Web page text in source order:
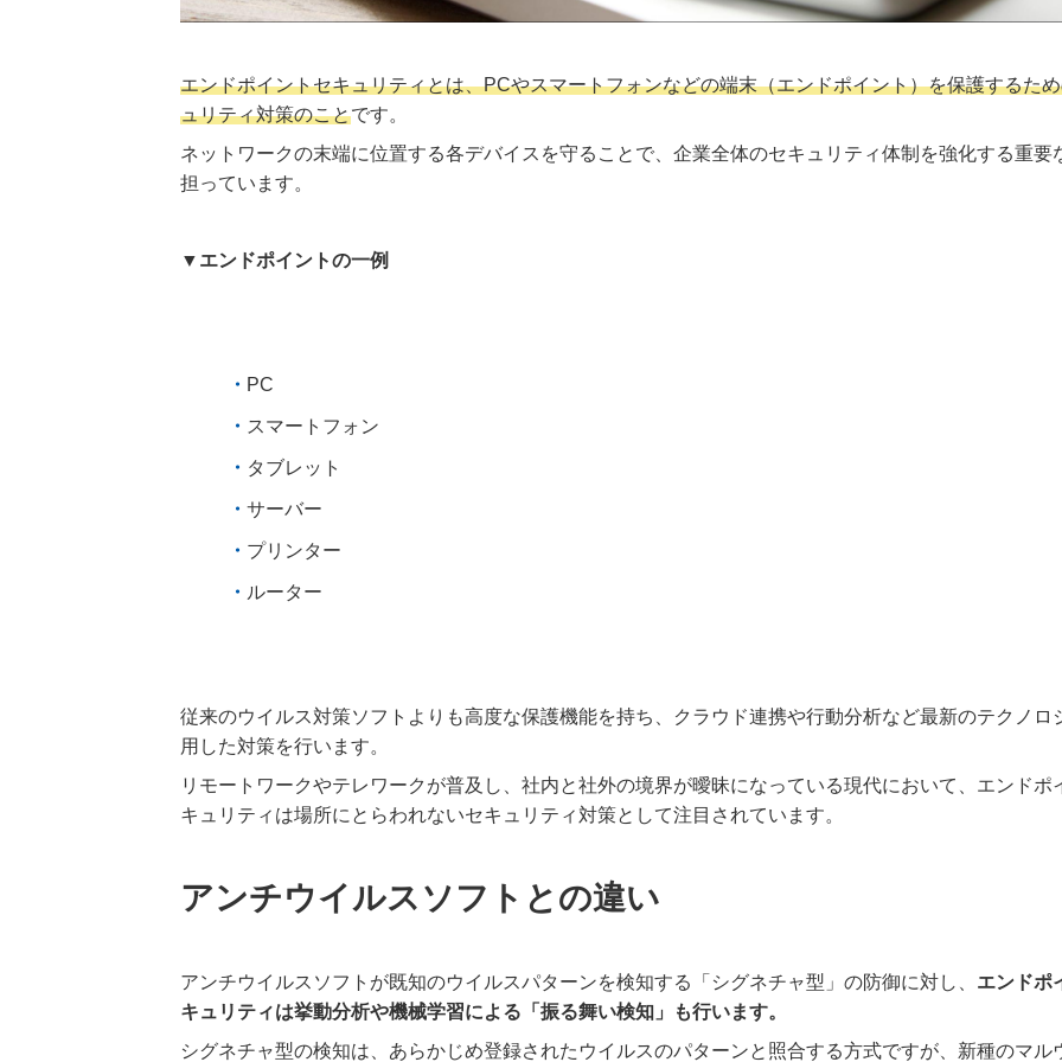
エンドポイントセキュリティとは、PCやスマートフォンなどの端末（エンドポイント）を保護するた
ュリティ対策のことです。
ネットワークの末端に位置する各デバイスを守ることで、企業全体のセキュリティ体制を強化する重要
担っています。
▼エンドポイントの一例
PC
スマートフォン
タブレット
サーバー
プリンター
ルーター
従来のウイルス対策ソフトよりも高度な保護機能を持ち、クラウド連携や行動分析など最新のテクノロ
用した対策を行います。
リモートワークやテレワークが普及し、社内と社外の境界が曖昧になっている現代において、エンドポ
キュリティは場所にとらわれないセキュリティ対策として注目されています。
アンチウイルスソフトとの違い
アンチウイルスソフトが既知のウイルスパターンを検知する「シグネチャ型」の防御に対し、 エンドポ
キュリティは挙動分析や機械学習による「振る舞い検知」も行います。
シグネチャ型の検知は、あらかじめ登録されたウイルスのパターンと照合する方式ですが、新種のマル